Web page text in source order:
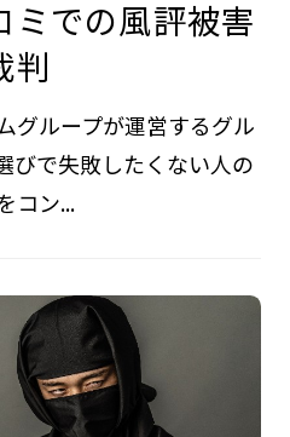
ミでの風評被害
判
グループが運営するグル
びで失敗したくない人の
コン...